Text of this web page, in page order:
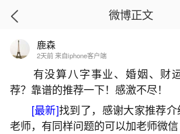
首页
最近财运很差怎么转运？
2026-07-06 10:39:46
微博正文
鹿森
2天前 来自iphone客户端
有没算八字事业、婚姻、财
荐？靠谱的推荐一下！感激不尽！
[最新]找到了，感谢大家推荐
老师，有同样问题的可以加老师微